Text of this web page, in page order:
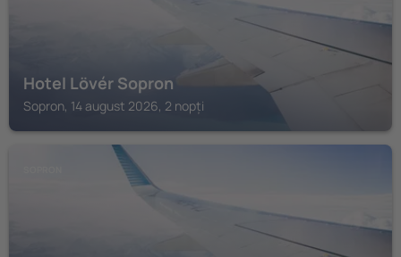
Hotel Lövér Sopron
Sopron, 14 august 2026, 2 nopți